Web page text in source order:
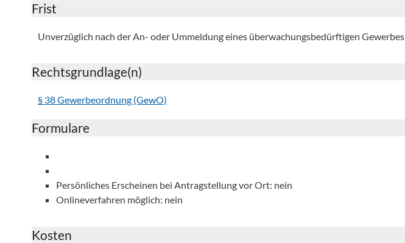
Frist
Unverzüglich nach der An- oder Ummeldung eines überwachungsbedürftigen Gewerbes
Rechtsgrundlage(n)
§ 38 Gewerbeordnung (GewO)
Formulare
Persönliches Erscheinen bei Antragstellung vor Ort: nein
Onlineverfahren möglich: nein
Kosten